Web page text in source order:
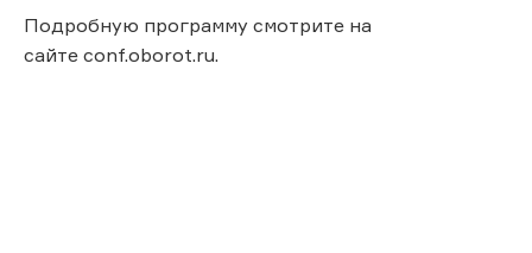
Подробную программу смотрите на
сайте conf.oborot.ru.